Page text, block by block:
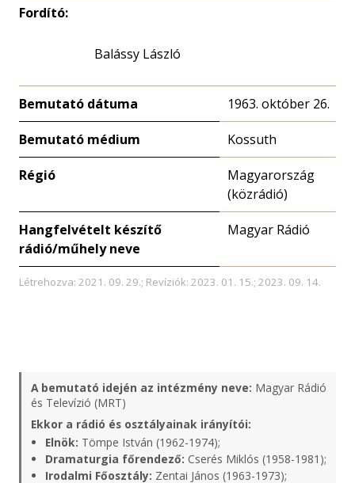
Fordító:
Balássy László
Bemutató dátuma 1963. október 26.
Bemutató médium Kossuth
Régió
Magyarország
(közrádió)
Hangfelvételt készítő
rádió/műhely neve
Magyar Rádió
Létrehozva: 2021. 09. 29.; Revíziók: 2023. 01. 15.; 2023. 09. 14.
A bemutató idején az intézmény neve: Magyar Rádió
és Televízió (MRT)
Ekkor a rádió és osztályainak irányítói:
Elnök: Tömpe István (1962-1974);
Dramaturgia főrendező: Cserés Miklós (1958-1981);
Irodalmi Főosztály: Zentai János (1963-1973);